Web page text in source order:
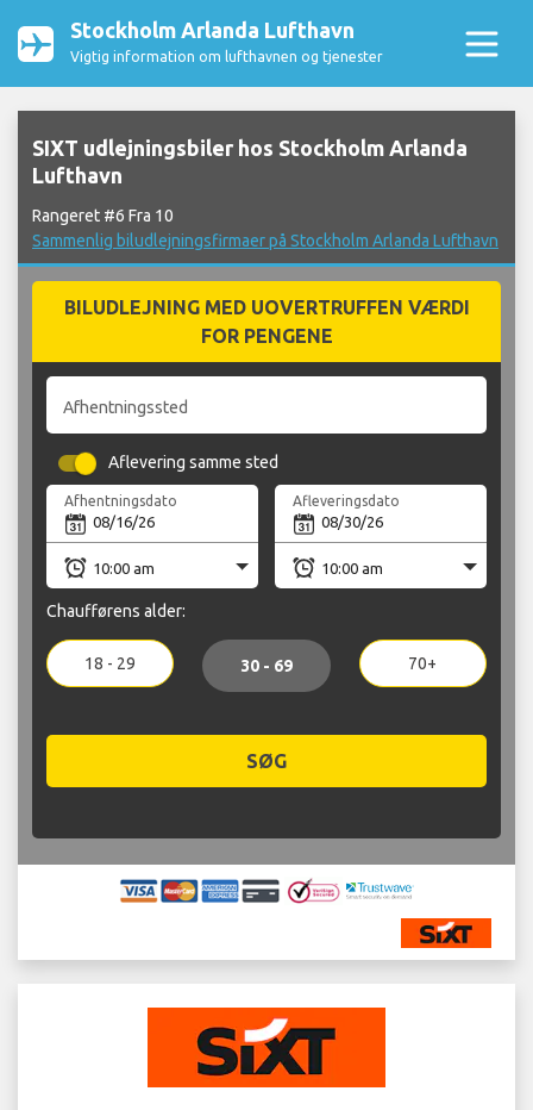
Stockholm Arlanda Lufthavn
Vigtig information om lufthavnen og tjenester
SIXT udlejningsbiler hos Stockholm Arlanda
Lufthavn
Rangeret #6 Fra 10
Sammenlig biludlejningsfirmaer på Stockholm Arlanda Lufthavn
BILUDLEJNING MED UOVERTRUFFEN VÆRDI
FOR PENGENE
Afhentningssted
Aflevering samme sted
Afhentningsdato Afleveringsdato
Chaufførens alder:
18 - 29 30 - 69 70+
SØG